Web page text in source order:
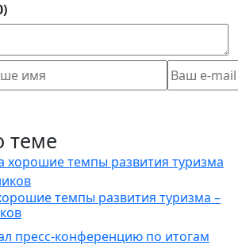
теме
темпы развития туризма –